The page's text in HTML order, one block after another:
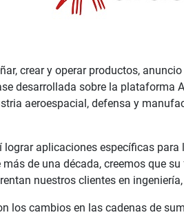
crear y operar productos,
desarrollada sobre la
aeroespacial, defensa y
aplicaciones específicas
de una década, creemos que
nuestros clientes en
los cambios en las cadenas de